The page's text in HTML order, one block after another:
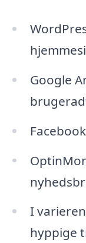
Google
I
hyppige